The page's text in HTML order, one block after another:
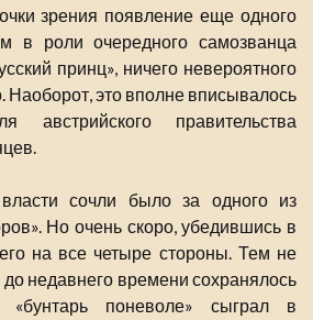
зрения появление еще одного
в роли очередного самозванца
принц», ничего невероятного
Наоборот, это вполне вписывалось
правительства
сочли было за одного из
Но очень скоро, убедившись в
на все четыре стороны. Тем не
недавнего времени сохранялось
«бунтарь поневоле» сыграл в